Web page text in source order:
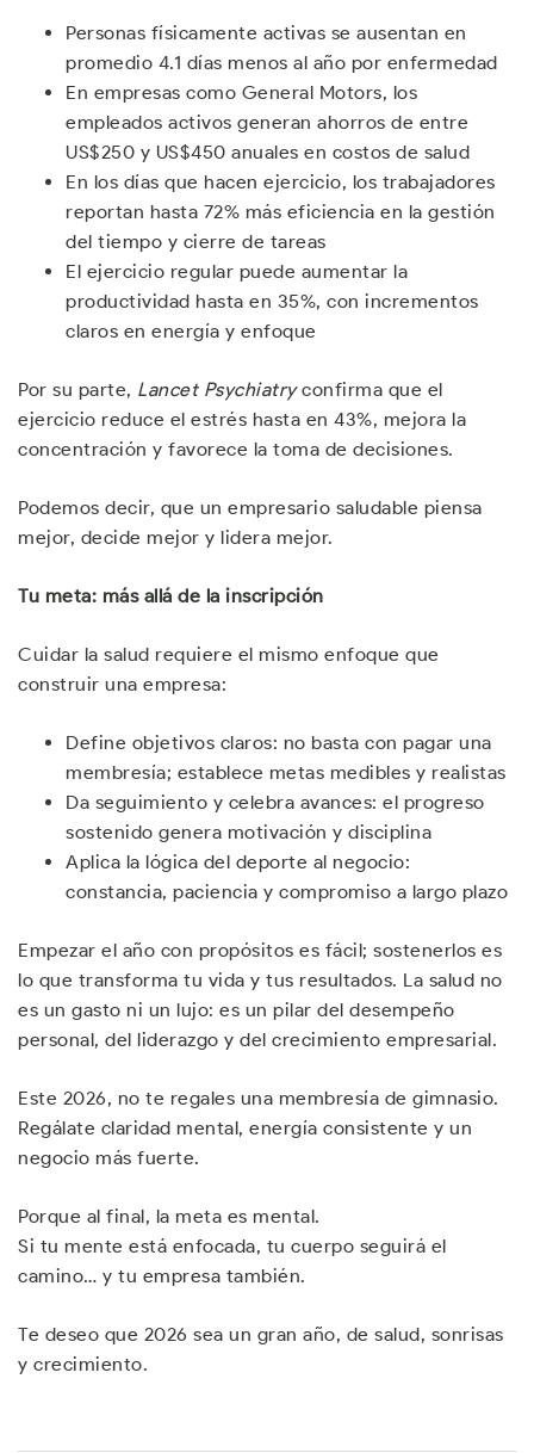
Personas físicamente activas se ausentan en
promedio 4.1 días menos al año por enfermedad
En empresas como General Motors, los
empleados activos generan ahorros de entre
US$250 y US$450 anuales en costos de salud
En los días que hacen ejercicio, los trabajadores
reportan hasta 72% más eficiencia en la gestión
del tiempo y cierre de tareas
El ejercicio regular puede aumentar la
productividad hasta en 35%, con incrementos
claros en energía y enfoque
Por su parte, Lancet Psychiatryconfirma que el
ejercicio reduce el estrés hasta en 43%, mejora la
concentración y favorece la toma de decisiones.
Podemos decir, que un empresario saludable piensa
mejor, decide mejor y lidera mejor.
Tu meta: más allá de la inscripción
Cuidar la salud requiere el mismo enfoque que
construir una empresa:
Define objetivos claros: no basta con pagar una
membresía; establece metas medibles y realistas
Da seguimiento y celebra avances: el progreso
sostenido genera motivación y disciplina
Aplica la lógica del deporte al negocio:
constancia, paciencia y compromiso a largo plazo
Empezar el año con propósitos es fácil; sostenerlos es
lo que transforma tu vida y tus resultados. La salud no
es un gasto ni un lujo: es un pilar del desempeño
personal, del liderazgo y del crecimiento empresarial.
Este 2026, no te regales una membresía de gimnasio.
Regálate claridad mental, energía consistente y un
negocio más fuerte.
Porque al final, la meta es mental.
Si tu mente está enfocada, tu cuerpo seguirá el
camino… y tu empresa también.
Te deseo que 2026 sea un gran año, de salud, sonrisas
y crecimiento.